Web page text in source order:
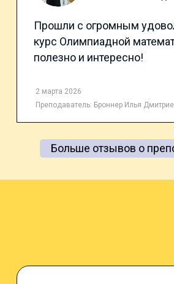
Прошли с огромным
курс Олимпиадной
полезно и интересно!
2 марта 2026
Преподаватель: Броннер Илья
Больше отзывов о